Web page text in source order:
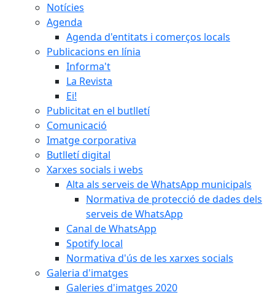
Notícies
Agenda
Agenda d'entitats i comerços locals
Publicacions en línia
Informa't
La Revista
Ei!
Publicitat en el butlletí
Comunicació
Imatge corporativa
Butlletí digital
Xarxes socials i webs
Alta als serveis de WhatsApp municipals
Normativa de protecció de dades dels
serveis de WhatsApp
Canal de WhatsApp
Spotify local
Normativa d'ús de les xarxes socials
Galeria d'imatges
Galeries d'imatges 2020